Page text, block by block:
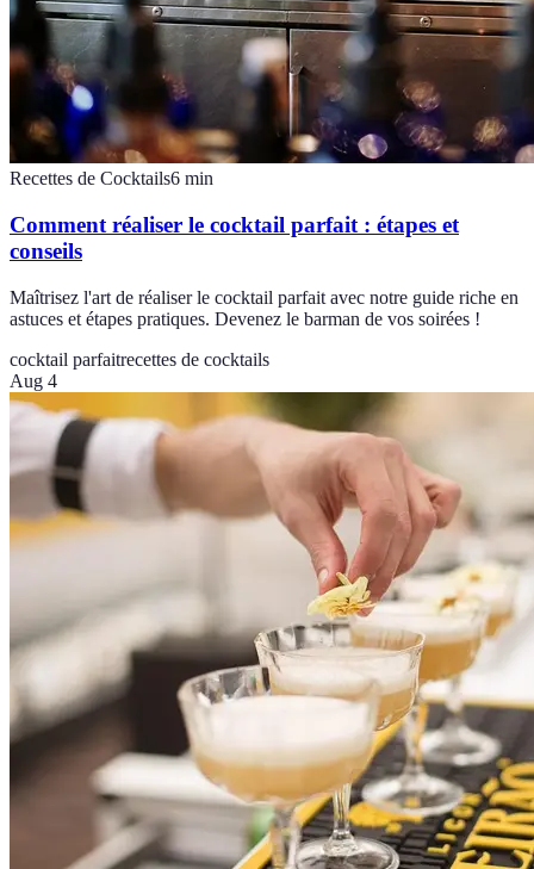
Recettes de Cocktails6 min
Comment réaliser le cocktail parfait : étapes et
conseils
Maîtrisez l'art de réaliser le cocktail parfait avec notre guide riche en
astuces et étapes pratiques. Devenez le barman de vos soirées !
cocktail parfaitrecettes de cocktails
Aug 4